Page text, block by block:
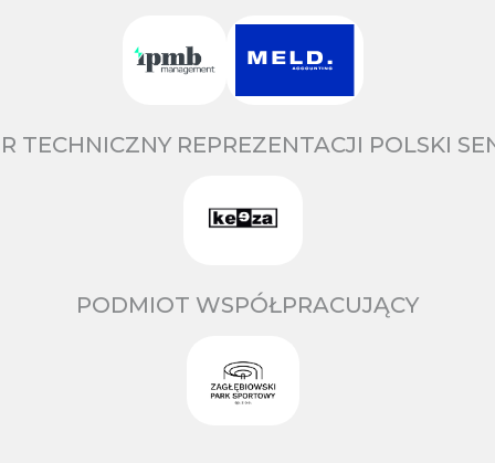
TECHNICZNY REPREZENTACJI POLSKI
PODMIOT WSPÓŁPRACUJĄCY